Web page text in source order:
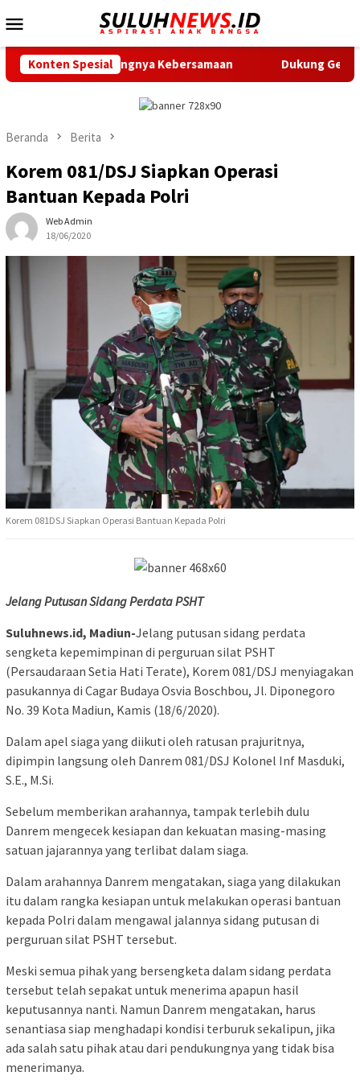
ke
Mobile
Konten Spesial
Kebersamaan Dukung Gerak Jalan Santai
Beranda Berita
Korem 081/DSJ Siapkan Operasi
Bantuan Kepada Polri
Web Admin
18/06/2020
Korem 081DSJ Siapkan Operasi Bantuan Kepada Polri
Jelang Putusan Sidang Perdata PSHT
Suluhnews.id, Madiun-Jelang putusan sidang perdata
sengketa kepemimpinan di perguruan silat PSHT
(Persaudaraan Setia Hati Terate), Korem 081/DSJ menyiagakan
pasukannya di Cagar Budaya Osvia Boschbou, Jl. Diponegoro
No. 39 Kota Madiun, Kamis (18/6/2020).
Dalam apel siaga yang diikuti oleh ratusan prajuritnya,
dipimpin langsung oleh Danrem 081/DSJ Kolonel Inf Masduki,
S.E., M.Si.
Sebelum memberikan arahannya, tampak terlebih dulu
Danrem mengecek kesiapan dan kekuatan masing-masing
satuan jajarannya yang terlibat dalam siaga.
Dalam arahannya Danrem mengatakan, siaga yang dilakukan
itu dalam rangka kesiapan untuk melakukan operasi bantuan
kepada Polri dalam mengawal jalannya sidang putusan di
perguruan silat PSHT tersebut.
Meski semua pihak yang bersengketa dalam sidang perdata
tersebut telah sepakat untuk menerima apapun hasil
keputusannya nanti. Namun Danrem mengatakan, harus
senantiasa siap menghadapi kondisi terburuk sekalipun, jika
ada salah satu pihak atau dari pendukungnya yang tidak bisa
menerimanya.